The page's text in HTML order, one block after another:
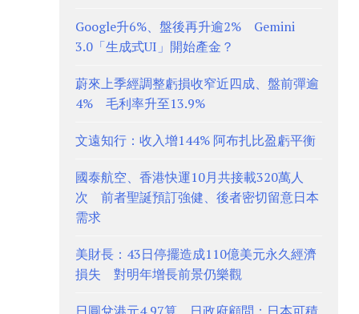
Google升6%、盤後再升逾2% Gemini
3.0「生成式UI」開始產金？
蔚來上季經調整虧損收窄近四成、盤前彈逾
4% 毛利率升至13.9%
文遠知行：收入增144% 阿布扎比盈虧平衡
國泰航空、香港快運10月共接載320萬人
次 前者聖誕預訂強健、後者密切留意日本
需求
美財長：43日停擺造成110億美元永久經濟
損失 對明年增長前景仍樂觀